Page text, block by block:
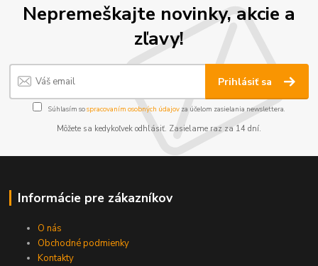
Nepremeškajte novinky, akcie a
zľavy!
Prihlásiť sa
Súhlasím sospracovaním osobných údajov za účelom zasielania newslettera.
Môžete sa kedykoľvek odhlásiť. Zasielame raz za 14 dní.
Informácie pre zákazníkov
O nás
Obchodné podmienky
Kontakty